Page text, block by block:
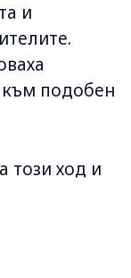
и
към подобен
този ход и